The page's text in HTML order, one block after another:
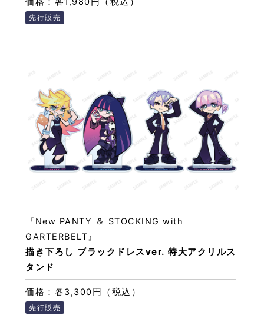
先行販売
描き下ろし ブラックドレスver. 特大アクリルス
タンド
『New PANTY ＆ STOCKING with
GARTERBELT』
価格：各3,300円（税込）
先行販売